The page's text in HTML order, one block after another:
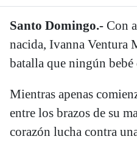
Santo Domingo.- Con
nacida, Ivanna Ventura
batalla que ningún
Mientras apenas
entre los brazos de su
corazón lucha contra